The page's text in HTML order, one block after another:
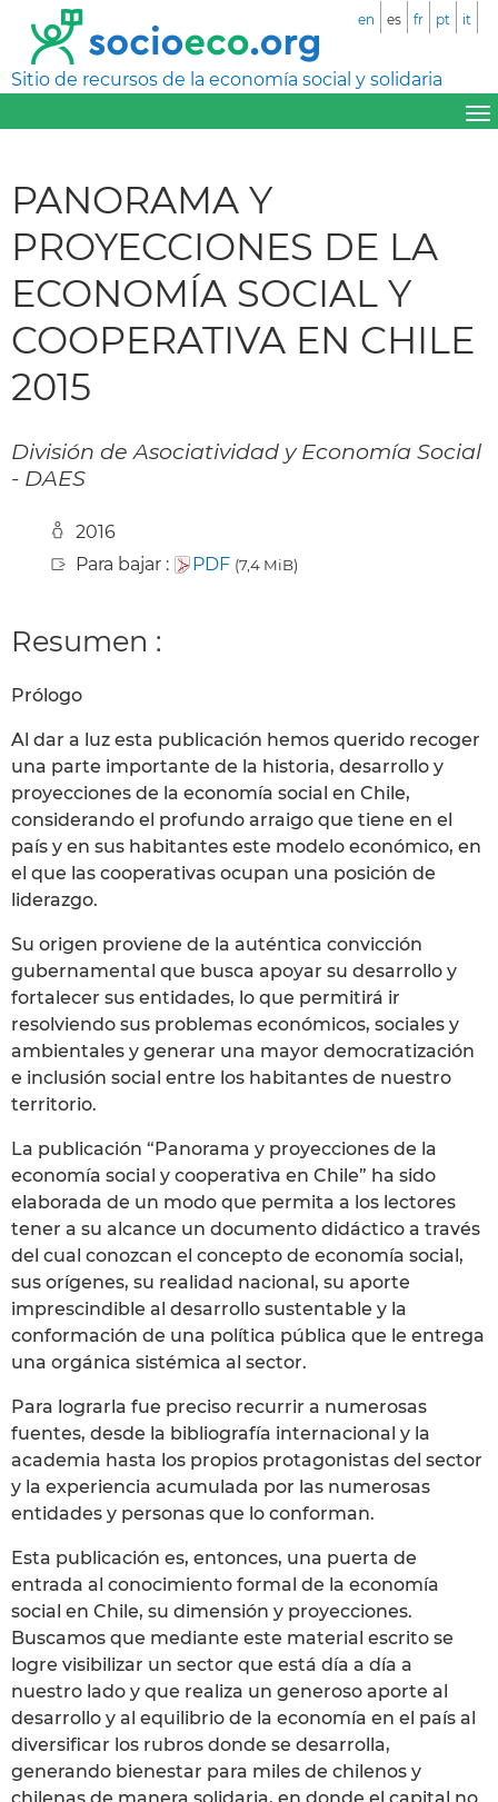
Sitio de recursos de la economía social y solidaria
en es fr pt it
PANORAMA Y
PROYECCIONES DE LA
ECONOMÍA SOCIAL Y
COOPERATIVA EN CHILE
2015
División de Asociatividad y Economía Social
- DAES
2016
Para bajar :
PDF (7,4 MiB)
Resumen :
Prólogo
Al dar a luz esta publicación hemos querido recoger
una parte importante de la historia, desarrollo y
proyecciones de la economía social en Chile,
considerando el profundo arraigo que tiene en el
país y en sus habitantes este modelo económico, en
el que las cooperativas ocupan una posición de
liderazgo.
Su origen proviene de la auténtica convicción
gubernamental que busca apoyar su desarrollo y
fortalecer sus entidades, lo que permitirá ir
resolviendo sus problemas económicos, sociales y
ambientales y generar una mayor democratización
e inclusión social entre los habitantes de nuestro
territorio.
La publicación “Panorama y proyecciones de la
economía social y cooperativa en Chile” ha sido
elaborada de un modo que permita a los lectores
tener a su alcance un documento didáctico a través
del cual conozcan el concepto de economía social,
sus orígenes, su realidad nacional, su aporte
imprescindible al desarrollo sustentable y la
conformación de una política pública que le entrega
una orgánica sistémica al sector.
Para lograrla fue preciso recurrir a numerosas
fuentes, desde la bibliografía internacional y la
academia hasta los propios protagonistas del sector
y la experiencia acumulada por las numerosas
entidades y personas que lo conforman.
Esta publicación es, entonces, una puerta de
entrada al conocimiento formal de la economía
social en Chile, su dimensión y proyecciones.
Buscamos que mediante este material escrito se
logre visibilizar un sector que está día a día a
nuestro lado y que realiza un generoso aporte al
desarrollo y al equilibrio de la economía en el país al
diversificar los rubros donde se desarrolla,
generando bienestar para miles de chilenos y